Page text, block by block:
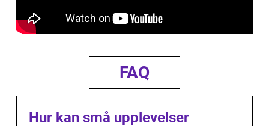
FAQ
Hur kan små upplevelser